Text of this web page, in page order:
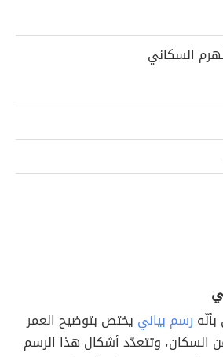
رسم بياني يختص بتوضيح العمر
السكان، وتتعدّد أشكال هذا الرسم